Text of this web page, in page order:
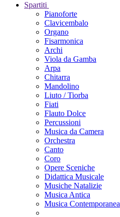
Spartiti
Pianoforte
Clavicembalo
Organo
Fisarmonica
Archi
Viola da Gamba
Arpa
Chitarra
Mandolino
Liuto / Tiorba
Fiati
Flauto Dolce
Percussioni
Musica da Camera
Orchestra
Canto
Coro
Opere Sceniche
Didattica Musicale
Musiche Natalizie
Musica Antica
Musica Contemporanea